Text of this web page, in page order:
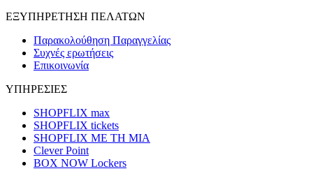
ΕΞΥΠΗΡΕΤΗΣΗ ΠΕΛΑΤΩΝ
Παρακολούθηση Παραγγελίας
Συχνές ερωτήσεις
Επικοινωνία
ΥΠΗΡΕΣΙΕΣ
SHOPFLIX max
SHOPFLIX tickets
SHOPFLIX ΜΕ ΤΗ ΜΙΑ
Clever Point
BOX NOW Lockers